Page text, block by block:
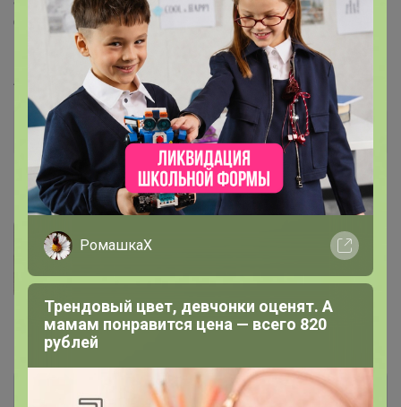
Спрей/Крышка: Металлический золотого цвета с
крышкой
А014-З
Дополнительная информация
Фотографии покупателей 2
Комментарии
РомашкаХ
Трендовый цвет, девчонки оценят. А
мамам понравится цена — всего 820
рублей